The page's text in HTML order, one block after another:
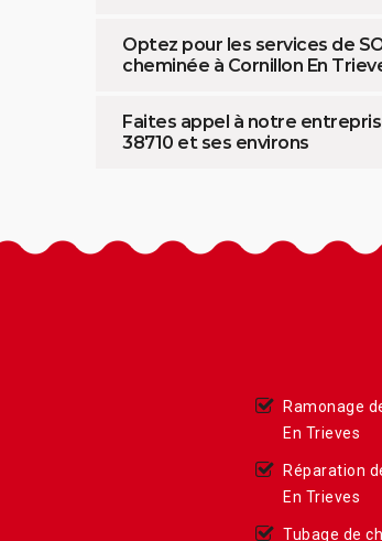
Optez pour les services de
cheminée à Cornillon En
Faites appel à notre
38710 et ses environs
Ramonage
En Trieves
Réparation
En Trieves
Tubage de